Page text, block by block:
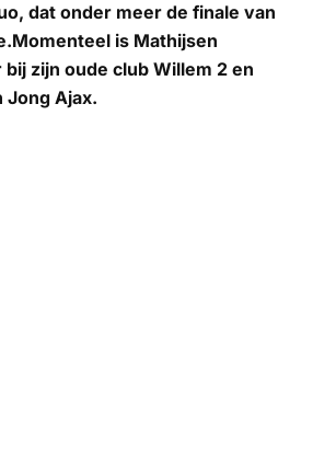
dat onder meer de finale van
is Mathijsen
zijn oude club Willem 2 en
Jong Ajax.